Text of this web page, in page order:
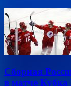
Сборная
в матче Кубка